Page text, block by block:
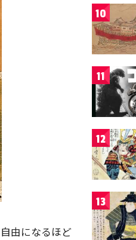
由になるほど
10
11
12
13